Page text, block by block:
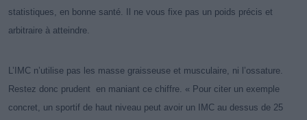
statistiques, en bonne santé. Il ne vous fixe pas un poids précis et
arbitraire à atteindre.
L’IMC n’utilise pas les masse graisseuse et musculaire, ni l’ossature.
Restez donc prudent en maniant ce chiffre. « Pour citer un exemple
concret, un sportif de haut niveau peut avoir un IMC au dessus de 25